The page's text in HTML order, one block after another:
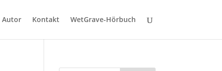
Autor Kontakt WetGrave-Hörbuch